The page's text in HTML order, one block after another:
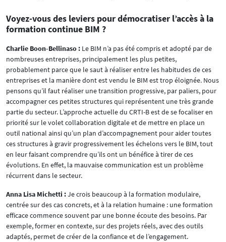
Voyez-vous des leviers pour démocratiser l’accès à la
formation continue BIM ?
Charlie Boon-Bellinaso : Le BIM n’a pas été compris et adopté par de
nombreuses entreprises, principalement les plus petites,
probablement parce que le saut à réaliser entre les habitudes de ces
entreprises et la manière dont est vendu le BIM est trop éloignée. Nous
pensons qu’il faut réaliser une transition progressive, par paliers, pour
accompagner ces petites structures qui représentent une très grande
partie du secteur. L’approche actuelle du CRTI-B est de se focaliser en
priorité sur le volet collaboration digitale et de mettre en place un
outil national ainsi qu’un plan d’accompagnement pour aider toutes
ces structures à gravir progressivement les échelons vers le BIM, tout
en leur faisant comprendre qu’ils ont un bénéfice à tirer de ces
évolutions. En effet, la mauvaise communication est un problème
récurrent dans le secteur.
Anna Lisa Michetti :Je crois beaucoup à la formation modulaire,
centrée sur des cas concrets, et à la relation humaine : une formation
efficace commence souvent par une bonne écoute des besoins. Par
exemple, former en contexte, sur des projets réels, avec des outils
adaptés, permet de créer de la confiance et de l’engagement.